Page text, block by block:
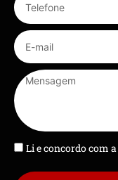
Li e concordo com a